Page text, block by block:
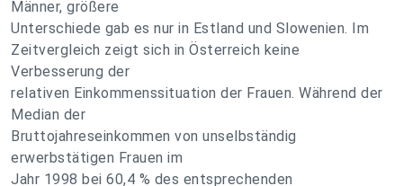
Männer, größere
Unterschiede gab es nur in Estland und Slowenien. Im
Zeitvergleich zeigt sich in Österreich keine
Verbesserung der
relativen Einkommenssituation der Frauen. Während der
Median der
Bruttojahreseinkommen von unselbständig
erwerbstätigen Frauen im
Jahr 1998 bei 60,4 % des entsprechenden